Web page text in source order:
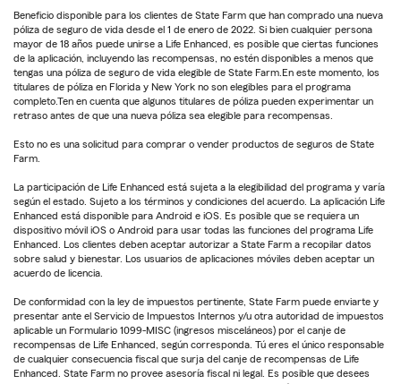
Beneficio disponible para los clientes de State Farm que han comprado una nueva
póliza de seguro de vida desde el 1 de enero de 2022. Si bien cualquier persona
mayor de 18 años puede unirse a Life Enhanced, es posible que ciertas funciones
de la aplicación, incluyendo las recompensas, no estén disponibles a menos que
tengas una póliza de seguro de vida elegible de State Farm.En este momento, los
titulares de póliza en Florida y New York no son elegibles para el programa
completo.Ten en cuenta que algunos titulares de póliza pueden experimentar un
retraso antes de que una nueva póliza sea elegible para recompensas.
Esto no es una solicitud para comprar o vender productos de seguros de State
Farm.
La participación de Life Enhanced está sujeta a la elegibilidad del programa y varía
según el estado. Sujeto a los términos y condiciones del acuerdo. La aplicación Life
Enhanced está disponible para Android e iOS. Es posible que se requiera un
dispositivo móvil iOS o Android para usar todas las funciones del programa Life
Enhanced. Los clientes deben aceptar autorizar a State Farm a recopilar datos
sobre salud y bienestar. Los usuarios de aplicaciones móviles deben aceptar un
acuerdo de licencia.
De conformidad con la ley de impuestos pertinente, State Farm puede enviarte y
presentar ante el Servicio de Impuestos Internos y/u otra autoridad de impuestos
aplicable un Formulario 1099-MISC (ingresos misceláneos) por el canje de
recompensas de Life Enhanced, según corresponda. Tú eres el único responsable
de cualquier consecuencia fiscal que surja del canje de recompensas de Life
Enhanced. State Farm no provee asesoría fiscal ni legal. Es posible que desees